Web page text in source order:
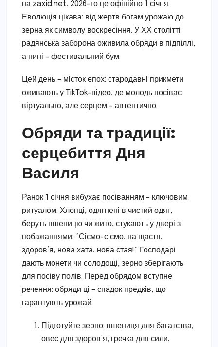
на zaxid.net, 2026-го це офіційно 1 січня.
Еволюція цікава: від жертв богам урожаю до
зерна як символу воскресіння. У ХХ столітті
радянська заборона оживила обряди в підпіллі,
а нині – фестивальний бум.
Цей день – місток епох: стародавні прикмети
оживають у TikTok-відео, де молодь посіває
віртуально, але серцем – автентично.
Обряди та традиції:
серцебиття Дня
Василя
Ранок 1 січня вибухає посіванням – ключовим
ритуалом. Хлопці, одягнені в чистий одяг,
беруть пшеницю чи жито, стукають у двері з
побажаннями: “Сіємо-сіємо, на щастя,
здоров’я, нова хата, нова стая!” Господарі
дають монети чи солодощі, зерно зберігають
для посіву полів. Перед обрядом вступне
речення: обряди ці – спадок предків, що
гарантують урожай.
Підготуйте зерно: пшениця для багатства,
овес для здоров’я, гречка для сили.